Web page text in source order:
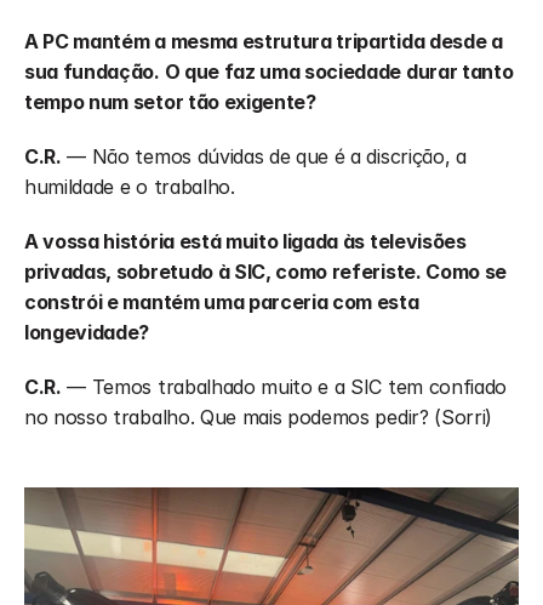
A PC mantém a mesma estrutura tripartida desde a
sua fundação. O que faz uma sociedade durar tanto
tempo num setor tão exigente?
C.R. — Não temos dúvidas de que é a discrição, a
humildade e o trabalho.
A vossa história está muito ligada às televisões
privadas, sobretudo à SIC, como referiste. Como se
constrói e mantém uma parceria com esta
longevidade?
C.R. — Temos trabalhado muito e a SIC tem confiado
no nosso trabalho. Que mais podemos pedir? (Sorri)